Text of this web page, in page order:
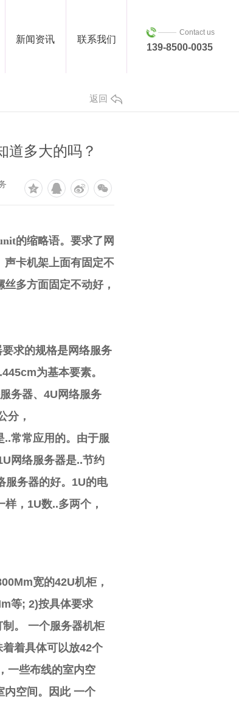
新闻资讯 联系我们
Contact us
139-8500-0035
返回
道多大的吗？
的缩略语。要求了网
声卡机架上面有固定不
多方面固定不动好，
求的规格是网络服务
为基本要素。
务器、4U网络服务
分，
..常常应用的。由于服
网络服务器是..节约
服务器的好。1U的电
，1U数..多两个，
宽的42U机柜，
等; 2)按具体要求
。 一个服务器机柜
着具体可以放42个
一些布线的室内空
内空间。因此 一个